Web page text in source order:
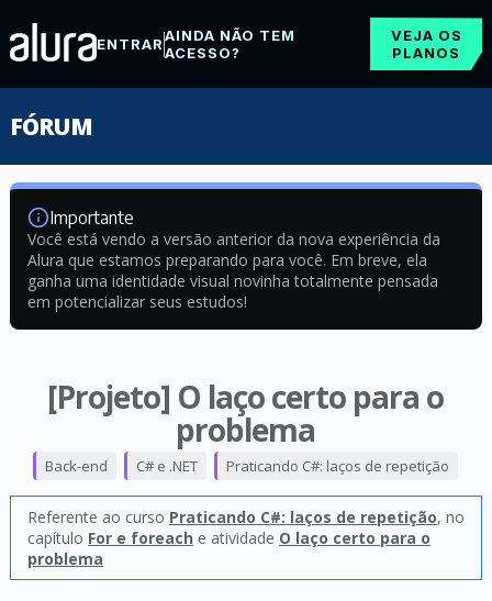
ENTRARAINDA NÃO TEM
ACESSO?
VEJA OS
PLANOS
FÓRUM
Importante
Você está vendo a versão anterior da nova experiência da
Alura que estamos preparando para você. Em breve, ela
ganha uma identidade visual novinha totalmente pensada
em potencializar seus estudos!
[Projeto] O laço certo para o
problema
Back-end C# e .NET Praticando C#: laços de repetição
Referente ao curso Praticando C#: laços de repetição, no
capítulo For e foreach e atividade O laço certo para o
problema